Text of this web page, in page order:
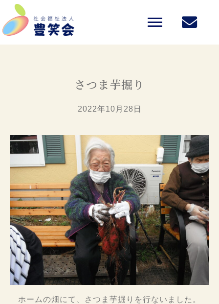
さつま芋掘り
2022年10月28日
ホームの畑にて、さつま芋掘りを行ないました。